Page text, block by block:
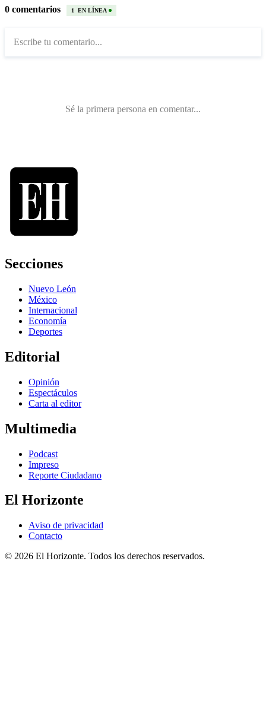
Secciones
Nuevo León
México
Internacional
Economía
Deportes
Editorial
Opinión
Espectáculos
Carta al editor
Multimedia
Podcast
Impreso
Reporte Ciudadano
El Horizonte
Aviso de privacidad
Contacto
© 2026 El Horizonte. Todos los derechos reservados.